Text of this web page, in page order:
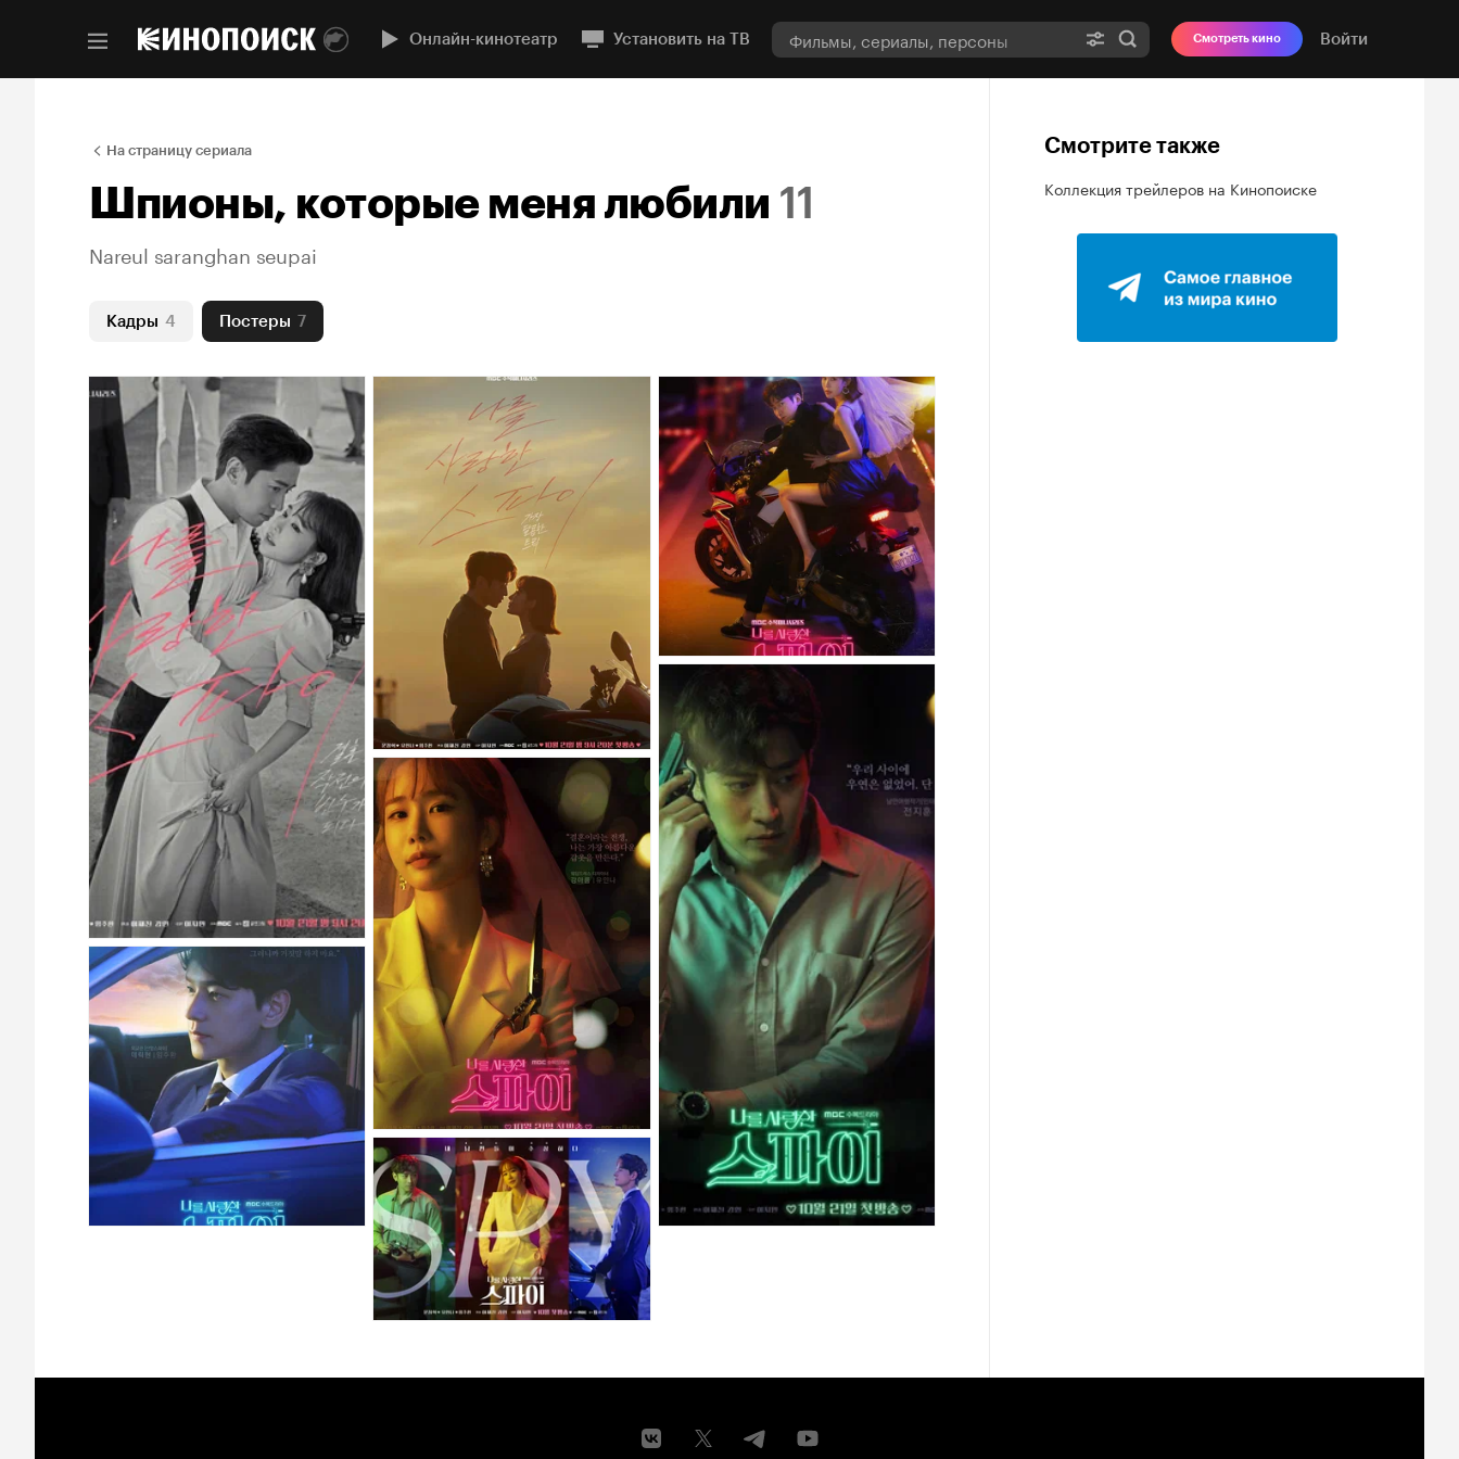
Онлайн-кинотеатр Установить на ТВ Смотреть кино Войти
На страницу сериала
Шпионы, которые меня любили 11
Nareul saranghan seupai
Кадры 4 Постеры 7
Смотрите также
Коллекция трейлеров на Кинопоиске